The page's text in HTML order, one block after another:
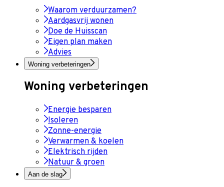
Waarom verduurzamen?
Aardgasvrij wonen
Doe de Huisscan
Eigen plan maken
Advies
Woning verbeteringen
Woning verbeteringen
Energie besparen
Isoleren
Zonne-energie
Verwarmen & koelen
Elektrisch rijden
Natuur & groen
Aan de slag